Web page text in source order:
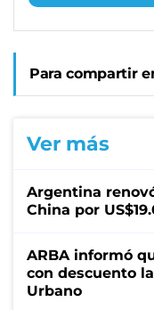
Para compartir
Ver más
Argentina
China por
ARBA informó
con descuento
Urbano